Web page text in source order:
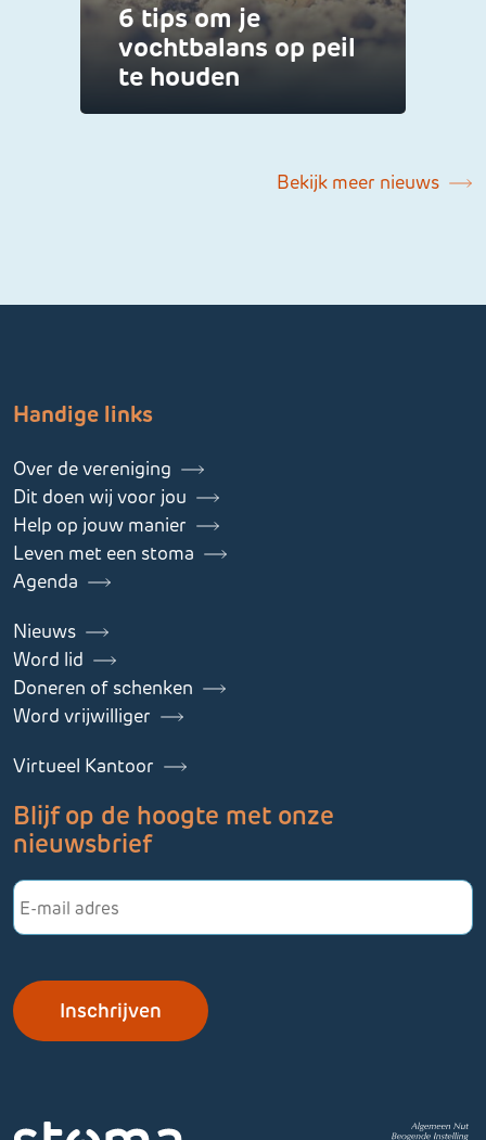
6 tips om je
vochtbalans op peil
te houden
Bekijk meer nieuws
Handige links
Over de vereniging
Dit doen wij voor jou
Help op jouw manier
Leven met een stoma
Agenda
Nieuws
Word lid
Doneren of schenken
Word vrijwilliger
Virtueel Kantoor
Blijf op de hoogte met onze
nieuwsbrief
E-
mailadres